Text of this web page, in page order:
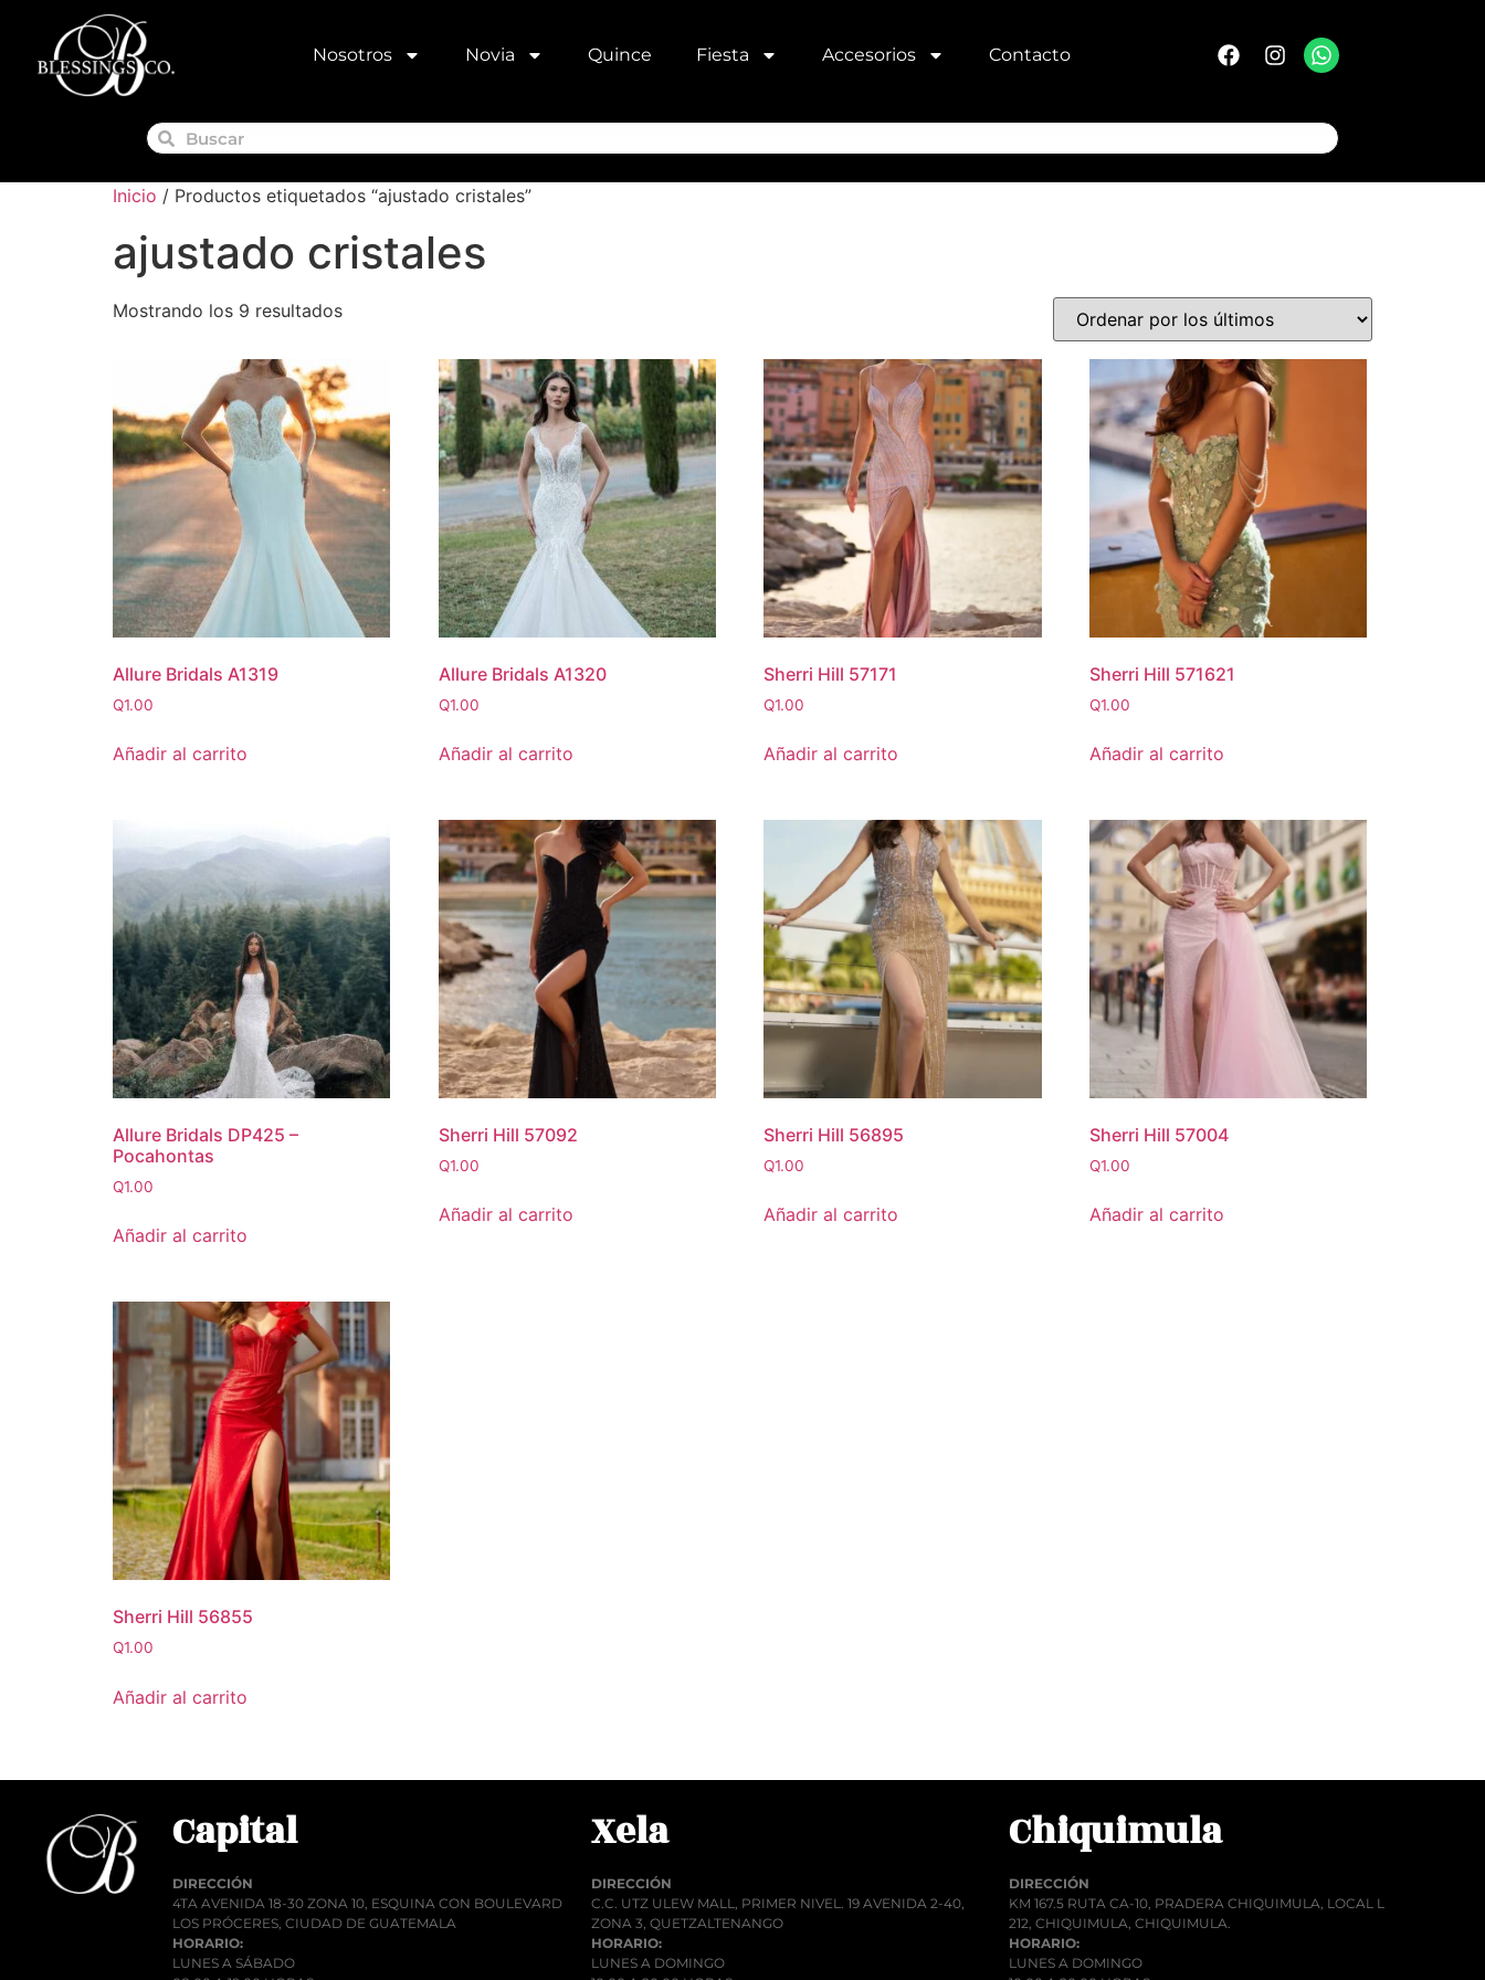
Nosotros Novia Quince Fiesta Accesorios Contacto
Inicio / Productos etiquetados “ajustado cristales”
ajustado cristales
Mostrando los 9 resultados
Allure Bridals A1319
Q1.00
Añadir al carrito
Allure Bridals A1320
Q1.00
Añadir al carrito
Sherri Hill 57171
Q1.00
Añadir al carrito
Sherri Hill 571621
Q1.00
Añadir al carrito
Allure Bridals DP425 –
Pocahontas
Q1.00
Añadir al carrito
Sherri Hill 57092
Q1.00
Añadir al carrito
Sherri Hill 56895
Q1.00
Añadir al carrito
Sherri Hill 57004
Q1.00
Añadir al carrito
Sherri Hill 56855
Q1.00
Añadir al carrito
Capital
DIRECCIÓN
4TA AVENIDA 18-30 ZONA 10, ESQUINA CON BOULEVARD
LOS PRÓCERES, CIUDAD DE GUATEMALA
HORARIO:
LUNES A SÁBADO
Xela
DIRECCIÓN
C.C. UTZ ULEW MALL, PRIMER NIVEL. 19 AVENIDA 2-40,
ZONA 3, QUETZALTENANGO
HORARIO:
LUNES A DOMINGO
Chiquimula
DIRECCIÓN
KM 167.5 RUTA CA-10, PRADERA CHIQUIMULA, LOCAL L
212, CHIQUIMULA, CHIQUIMULA.
HORARIO:
LUNES A DOMINGO